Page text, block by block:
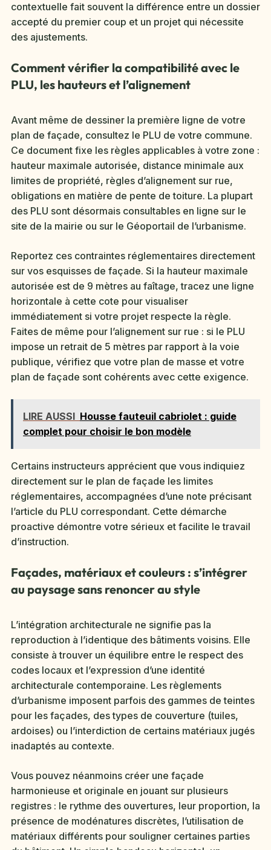
contextuelle fait souvent la différence entre un dossier
accepté du premier coup et un projet qui nécessite
des ajustements.
Comment vérifier la compatibilité avec le
PLU, les hauteurs et l’alignement
Avant même de dessiner la première ligne de votre
plan de façade, consultez le PLU de votre commune.
Ce document fixe les règles applicables à votre zone :
hauteur maximale autorisée, distance minimale aux
limites de propriété, règles d’alignement sur rue,
obligations en matière de pente de toiture. La plupart
des PLU sont désormais consultables en ligne sur le
site de la mairie ou sur le Géoportail de l’urbanisme.
Reportez ces contraintes réglementaires directement
sur vos esquisses de façade. Si la hauteur maximale
autorisée est de 9 mètres au faîtage, tracez une ligne
horizontale à cette cote pour visualiser
immédiatement si votre projet respecte la règle.
Faites de même pour l’alignement sur rue : si le PLU
impose un retrait de 5 mètres par rapport à la voie
publique, vérifiez que votre plan de masse et votre
plan de façade sont cohérents avec cette exigence.
LIRE AUSSI Housse fauteuil cabriolet : guide
complet pour choisir le bon modèle
Certains instructeurs apprécient que vous indiquiez
directement sur le plan de façade les limites
réglementaires, accompagnées d’une note précisant
l’article du PLU correspondant. Cette démarche
proactive démontre votre sérieux et facilite le travail
d’instruction.
Façades, matériaux et couleurs : s’intégrer
au paysage sans renoncer au style
L’intégration architecturale ne signifie pas la
reproduction à l’identique des bâtiments voisins. Elle
consiste à trouver un équilibre entre le respect des
codes locaux et l’expression d’une identité
architecturale contemporaine. Les règlements
d’urbanisme imposent parfois des gammes de teintes
pour les façades, des types de couverture (tuiles,
ardoises) ou l’interdiction de certains matériaux jugés
inadaptés au contexte.
Vous pouvez néanmoins créer une façade
harmonieuse et originale en jouant sur plusieurs
registres : le rythme des ouvertures, leur proportion, la
présence de modénatures discrètes, l’utilisation de
matériaux différents pour souligner certaines parties